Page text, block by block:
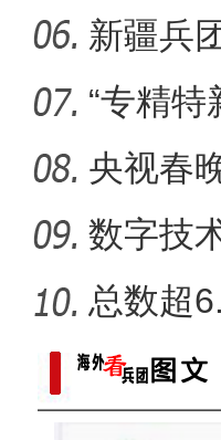
何
新疆兵
养
“专精
力军
央视春
何花落
数字技
总数超
字谜创作